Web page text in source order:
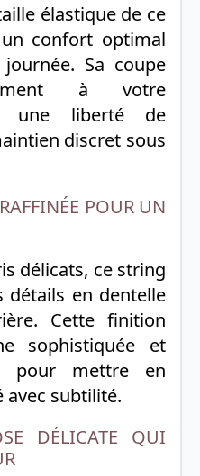
élastique de ce
confort optimal
Sa coupe
à votre
une liberté de
discret sous
POUR UN
délicats, ce string
détails en dentelle
Cette finition
sophistiquée et
pour mettre en
subtilité.
DÉLICATE QUI